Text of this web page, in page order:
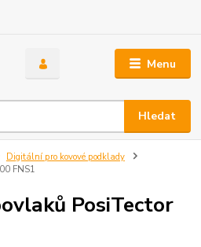
Menu
Hledat
Digitální pro kovové podklady
FNS1
PosiTector